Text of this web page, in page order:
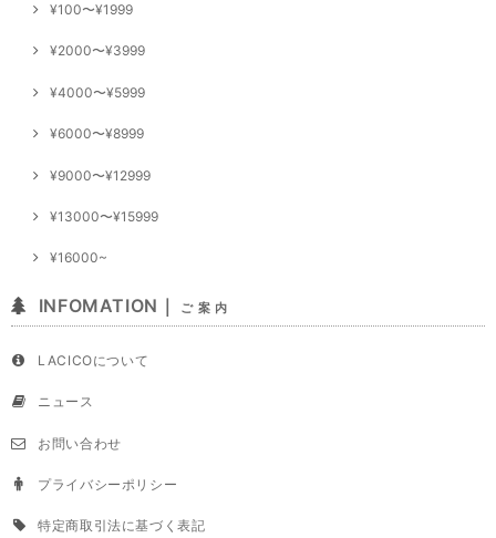
¥100〜¥1999
¥2000〜¥3999
¥4000〜¥5999
¥6000〜¥8999
¥9000〜¥12999
¥13000〜¥15999
¥16000~
INFOMATION｜ ご 案 内
LACICOについて
ニュース
お問い合わせ
プライバシーポリシー
特定商取引法に基づく表記